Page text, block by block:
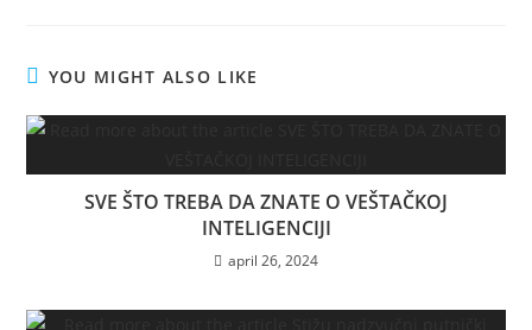
YOU MIGHT ALSO LIKE
SVE ŠTO TREBA DA ZNATE O VEŠTAČKOJ
INTELIGENCIJI
april 26, 2024